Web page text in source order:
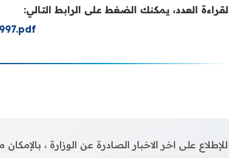
لقراءة العدد، يمكنك الضغط على الرابط التالي:
للإطلاع على اخر الاخبار الصادرة عن الوزارة ،